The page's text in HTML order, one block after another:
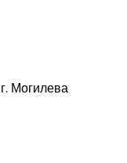
Могилева